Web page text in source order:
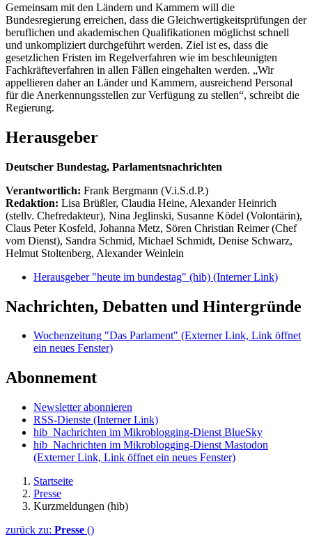
Gemeinsam mit den Ländern und Kammern will die
Bundesregierung erreichen, dass die Gleichwertigkeitsprüfungen der
beruflichen und akademischen Qualifikationen möglichst schnell
und unkompliziert durchgeführt werden. Ziel ist es, dass die
gesetzlichen Fristen im Regelverfahren wie im beschleunigten
Fachkräfteverfahren in allen Fällen eingehalten werden. „Wir
appellieren daher an Länder und Kammern, ausreichend Personal
für die Anerkennungsstellen zur Verfügung zu stellen“, schreibt die
Regierung.
Herausgeber
Deutscher Bundestag, Parlamentsnachrichten
Verantwortlich: Frank Bergmann (V.i.S.d.P.)
Redaktion: Lisa Brüßler, Claudia Heine, Alexander Heinrich
(stellv. Chefredakteur), Nina Jeglinski, Susanne Ködel (Volontärin),
Claus Peter Kosfeld, Johanna Metz, Sören Christian Reimer (Chef
vom Dienst), Sandra Schmid, Michael Schmidt, Denise Schwarz,
Helmut Stoltenberg, Alexander Weinlein
Herausgeber "heute im bundestag" (hib) (Interner Link)
Nachrichten, Debatten und Hintergründe
Wochenzeitung "Das Parlament" (Externer Link, Link öffnet
ein neues Fenster)
Abonnement
Newsletter abonnieren
RSS-Dienste (Interner Link)
hib_Nachrichten im Mikroblogging-Dienst BlueSky
hib_Nachrichten im Mikroblogging-Dienst Mastodon
(Externer Link, Link öffnet ein neues Fenster)
Startseite
Presse
Kurzmeldungen (hib)
zurück zu: Presse ()